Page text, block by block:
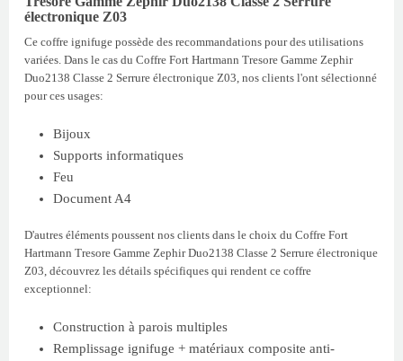
électronique Z03
Ce coffre ignifuge possède des recommandations pour des utilisations
variées. Dans le cas du Coffre Fort Hartmann Tresore Gamme Zephir
Duo2138 Classe 2 Serrure électronique Z03, nos clients l'ont sélectionné
pour ces usages:
Bijoux
Supports informatiques
Feu
Document A4
D'autres éléments poussent nos clients dans le choix du Coffre Fort
Hartmann Tresore Gamme Zephir Duo2138 Classe 2 Serrure électronique
Z03, découvrez les détails spécifiques qui rendent ce coffre
exceptionnel:
Construction à parois multiples
Remplissage ignifuge + matériaux composite anti-